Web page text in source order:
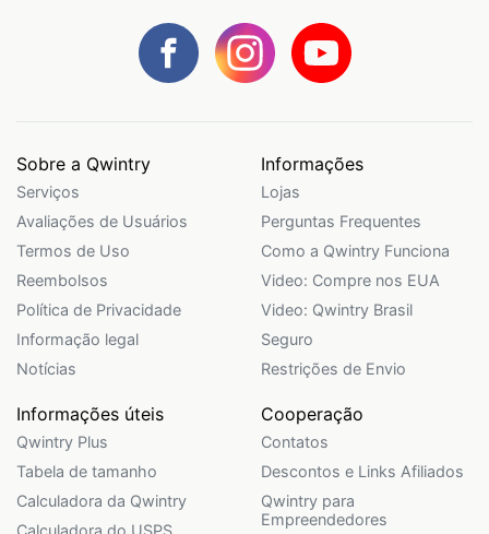
Sobre a Qwintry
Serviços
Avaliações de Usuários
Termos de Uso
Reembolsos
Política de Privacidade
Informação legal
Notícias
Informações
Lojas
Perguntas Frequentes
Como a Qwintry Funciona
Video: Compre nos EUA
Video: Qwintry Brasil
Seguro
Restrições de Envio
Informações úteis
Qwintry Plus
Tabela de tamanho
Calculadora da Qwintry
Calculadora do USPS
Cooperação
Contatos
Descontos e Links Afiliados
Qwintry para
Empreendedores